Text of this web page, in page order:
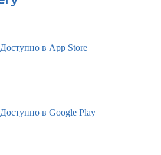
Доступно в App Store
Доступно в Google Play